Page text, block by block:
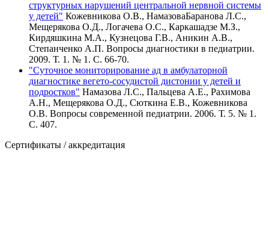
структурных нарушений центральной нервной системы
у детей" Кожевникова О.В., НамазоваБаранова Л.С.,
Мещерякова О.Д., Логачева О.С., Каркашадзе М.З.,
Кирдяшкина М.А., Кузнецова Г.В., Аникин А.В.,
Степанченко А.П. Вопросы диагностики в педиатрии.
2009. Т. 1. № 1. С. 66-70.
"Суточное мониторирование ад в амбулаторной
диагностике вегето-сосудистой дистонии у детей и
подростков" Намазова Л.С., Пальцева А.Е., Рахимова
А.Н., Мещерякова О.Д., Сюткина Е.В., Кожевникова
О.В. Вопросы современной педиатрии. 2006. Т. 5. № 1.
С. 407.
Сертификаты / аккредитация